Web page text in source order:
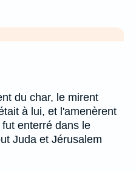
du char, le mirent
à lui, et l'amenèrent
enterré dans le
Juda et Jérusalem